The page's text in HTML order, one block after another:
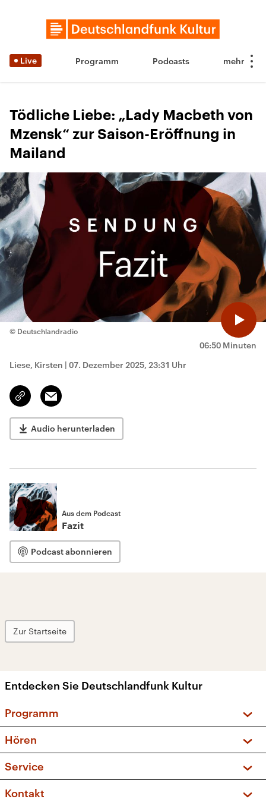
Live Programm Podcasts
Tödliche Liebe: „Lady Macbeth von
Mzensk“ zur Saison-Eröffnung in
Mailand
06:50 Minuten
© Deutschlandradio
Liese, Kirsten | 07. Dezember 2025, 23:31 Uhr
Link
kopieren/teilen
Email
Audio herunterladen
Aus dem Podcast
Fazit
Podcast abonnieren
Zur Startseite
Entdecken Sie Deutschlandfunk Kultur
Programm
Sendungen und Podcasts
Musikliste
Kakadu – Das Kinderprogramm
Hören
Frequenzen (UKW + DAB+)
Service
FAQ
Kontakt